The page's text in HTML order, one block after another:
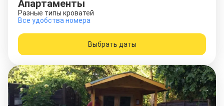
Апартаменты
Разные типы кроватей
Все удобства номера
Выбрать даты